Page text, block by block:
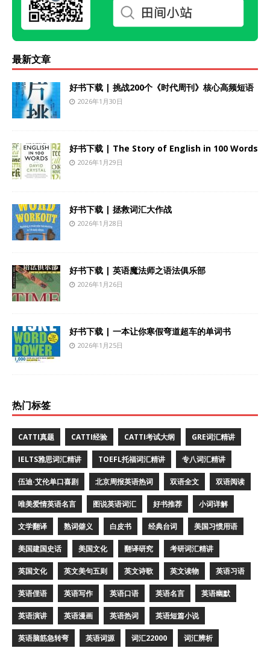
最新文章
好书下载 | 挑战200个《时代周刊》核心高频短语
2026年1月30日
好书下载 | The Story of English in 100 Words
2026年1月29日
好书下载 | 拯救词汇大作战
2026年1月28日
好书下载 | 英语魔法师之语法俱乐部
2026年1月26日
好书下载 | 一本让你寒假弯道超车的单词书
2026年1月25日
热门标签
CATTI真题 CATTI经验 CATTI考试大纲 GRE词汇精讲
IELTS雅思词汇精讲 TOEFL托福词汇精讲 专八词汇精讲
伍迪·艾伦单口喜剧 北京周报英语热词 双语全文 双语阅读
唯美爱情英语名言 图说英语词汇 好书推荐 小词详解
文学翻译 熟词僻义 白皮书 经典台词 美国习惯用语
美国建国史话 美国文化 翻译研究 考研词汇精讲
英国文化 英文美句五则 英文诗歌 英文读物 英语习语
英语俚语 英语写作 英语口语 英语名言 英语幽默
英语演讲 英语漫画 英语热词 英语短篇小说
英语脑筋急转弯 英语词源 词汇22000 词汇辨析